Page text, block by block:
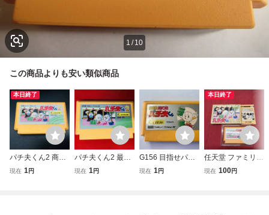
1 / 10
この商品よりも安い類似商品
本日終了
パチ夫くん2 商品
説明必読！！ 後期
現在 1円
パチ夫くん2 最安
販売！ １円スター
現在 1円
G156 目指せパチ
プロ パチ夫くん
現在 1円
本日終了
任天堂 ファミリー
コンピュータ 専用
現在 100円